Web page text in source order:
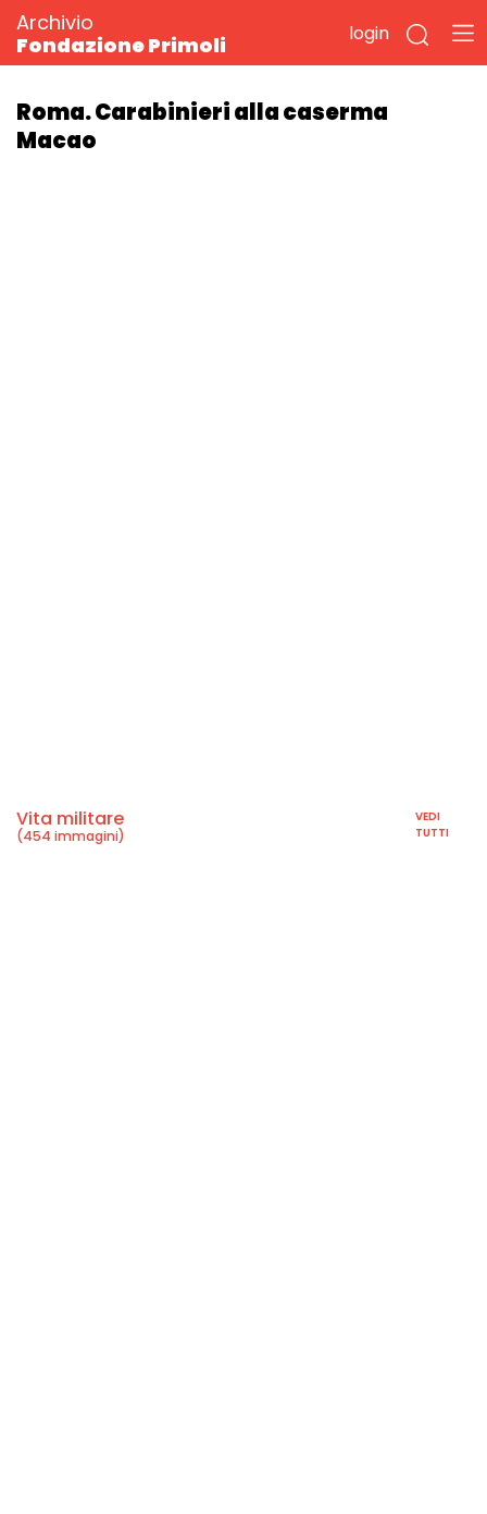
Archivio
Fondazione Primoli
login
Roma. Carabinieri alla caserma
Macao
Vita militare
(454 immagini)
VEDI
TUTTI